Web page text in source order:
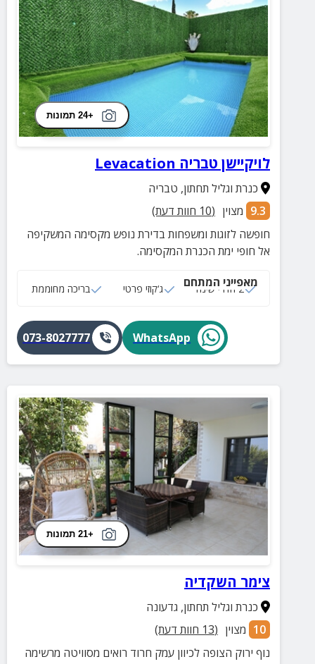
+24 תמונות
לויקיישן טבריה Levacation
כנרת וגליל תחתון, טבריה
9.3 מצוין (
10 חוות דעת)
חופשה לזוגות ומשפחות בדירת נופש מקסימה המשקיפה
אל חופי ימת הכנרת המקסימה.
מאפייני המתחם
2 חדרי שינה ג‘קוזי פרטי בריכה מחוממת
WhatsApp
073-8027777
+21 תמונות
צימר השקדיה
כנרת וגליל תחתון, גדעונה
10 מצוין (
13 חוות דעת)
נוף ירוק הצופה לכיוון עמק חרוד רואים מסוויטה מרשימה